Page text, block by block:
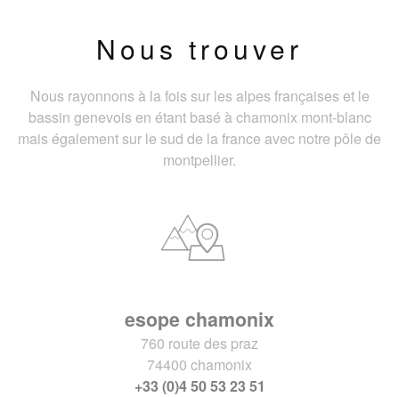
Nous trouver
Nous rayonnons à la fois sur les alpes françaises et le
bassin genevois en étant basé à chamonix mont-blanc
mais également sur le sud de la france avec notre pôle de
montpellier.
esope chamonix
760 route des praz
74400 chamonix
+33 (0)4 50 53 23 51